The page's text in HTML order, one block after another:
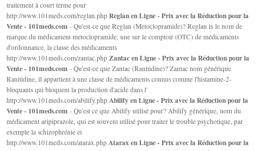
traitement à court terme pour
http://www.101meds.com/reglan.phpReglan en Ligne - Prix avec la Réduction pour la
Vente - 101meds.com - Qu'est-ce que Reglan (Metoclopramide)? Reglan іѕ le nom de
marque du médicament metoclopramide, une sur le comptoir (OTC) de médicaments
d'ordonnance, la classe des médicaments
http://www.101meds.com/zantac.phpZantac en Ligne - Prix avec la Réduction pour la
Vente - 101meds.com - Qu'est-ce que Zantac (Ranitidine)? Zantac nom générique
Ranitidine, il appartient à une classe de médicaments connus comme l'histamine-2-
bloquants qui bloquent la production d'acide dans l'
http://www.101meds.com/abilify.phpAbilify en Ligne - Prix avec la Réduction pour la
Vente - 101meds.com - Qu'est ce que Abilify utilisé pour? Abilify générique, nom du
médicament aripiprazole, qui est souvent utilisé pour traiter le trouble psychotique, par
exemple la schizophrénie et
http://www.101meds.com/atarax.phpAtarax en Ligne - Prix avec la Réduction pour la